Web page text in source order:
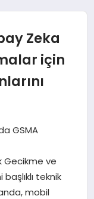
Zeka
için
GSMA
Gecikme ve
teknik
mobil